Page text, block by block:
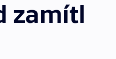
zamítl